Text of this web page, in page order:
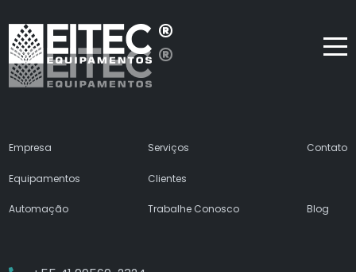
Empresa
Equipamentos
Automação
Serviços
Clientes
Trabalhe Conosco
Contato
Blog